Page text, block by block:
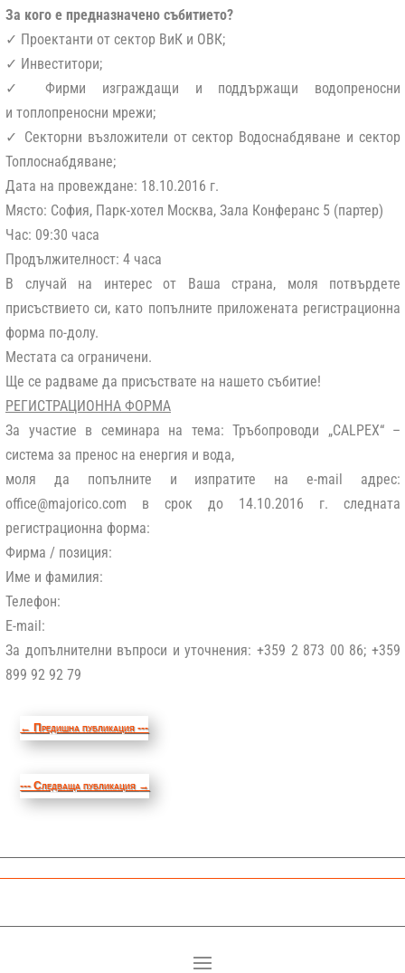
За кого е предназначено събитието?
✓ Проектанти от сектор ВиК и ОВК;
✓ Инвеститори;
✓ Фирми изграждащи и поддържащи водопреносни
и топлопреносни мрежи;
✓ Секторни възложители от сектор Водоснабдяване и сектор
Топлоснабдяване;
Дата на провеждане: 18.10.2016 г.
Място: София, Парк-хотел Москва, Зала Конферанс 5 (партер)
Час: 09:30 часа
Продължителност: 4 часа
В случай на интерес от Ваша страна, моля потвърдете
присъствието си, като попълните приложената регистрационна
форма по-долу.
Местата са ограничени.
Ще се радваме да присъствате на нашето събитие!
РЕГИСТРАЦИОННА ФОРМА
За участие в семинара на тема: Тръбопроводи „CALPEX“ –
система за пренос на енергия и вода,
моля да попълните и изпратите на e-mail адрес:
office@majorico.com в срок до 14.10.2016 г. следната
регистрационна форма:
Фирма / позиция:
Име и фамилия:
Телефон:
E-mail:
За допълнителни въпроси и уточнения: +359 2 873 00 86; +359
899 92 92 79
←Предишна публикация ---
--- Следваща публикация →